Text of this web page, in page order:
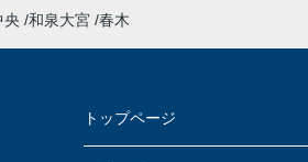
央 和泉大宮 春木
トップページ